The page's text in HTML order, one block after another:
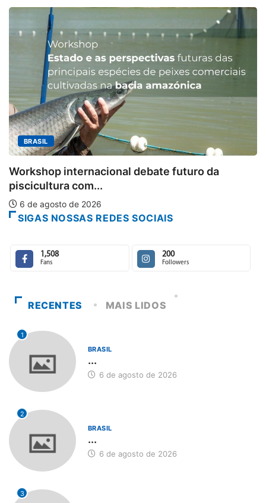
futuro da
MINAS GERAIS
Aberto o
SIGAS NOSSAS REDES SOCIAIS
1,508
Fans
200
Followers
RECENTES MAIS LIDOS
1
BRASIL
...
6 de agosto de 2026
2
BRASIL
...
6 de agosto de 2026
3